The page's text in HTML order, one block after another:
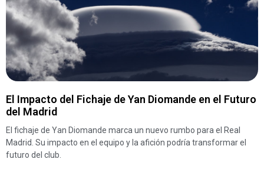
El Impacto del Fichaje de Yan Diomande en el Futuro
del Madrid
El fichaje de Yan Diomande marca un nuevo rumbo para el Real
Madrid. Su impacto en el equipo y la afición podría transformar el
futuro del club.